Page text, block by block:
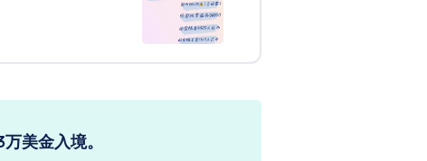
美金入境。